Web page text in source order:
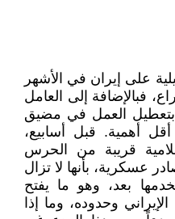
على إيران في الأشهر
فبالإضافة إلى العامل
بتعطيل العمل في مضيق
أهمية. قبل أسابيع،
قريبة من الحرس
عسكرية، بأنها لا تزال
بعد، وهو ما يفتح
وحدوده، وما إذا